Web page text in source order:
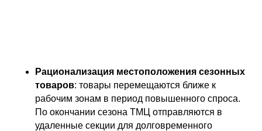
Рационализация местоположения сезонных
товаров: товары перемещаются ближе к
рабочим зонам в период повышенного спроса.
По окончании сезона ТМЦ отправляются в
удаленные секции для долговременного